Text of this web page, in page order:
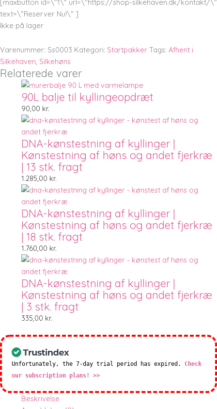
[maxbutton id=\"1\" url=\"https://shop-silkehaven.dk/kontakt/\"
text=\"Reserver Nu!\" ]
Ikke på lager
Varenummer: Ss0003 Kategori: Startpakker Tags: Afhent i
Silkehaven Silkehøns
Relaterede varer
90L balje til kyllingeopdræt
90,00 kr.
DNA-kønstestning af kyllinger |
Kønstestning af høns og andet fjerkræ
| 13 stk. fragt
1.285,00 kr.
DNA-kønstestning af kyllinger |
Kønstestning af høns og andet fjerkræ
| 18 stk. fragt
1.760,00 kr.
DNA-kønstestning af kyllinger |
Kønstestning af høns og andet fjerkræ
| 3 stk. fragt
335,00 kr.
Unfortunately, the 7-day trial period has expired. Check
our subscription plans! >>
Beskrivelse